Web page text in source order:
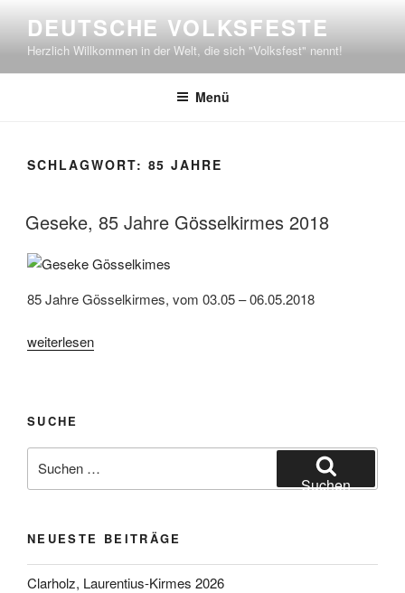
springen
DEUTSCHE VOLKSFESTE
Herzlich Willkommen in der Welt, die sich "Volksfest" nennt!
Menü
SCHLAGWORT: 85 JAHRE
Geseke, 85 Jahre Gösselkirmes 2018
85 Jahre Gösselkirmes, vom 03.05 – 06.05.2018
„Geseke,
2018“
weiterlesen
SUCHE
nach:
Suchen
NEUESTE BEITRÄGE
Clarholz, Laurentius-Kirmes 2026